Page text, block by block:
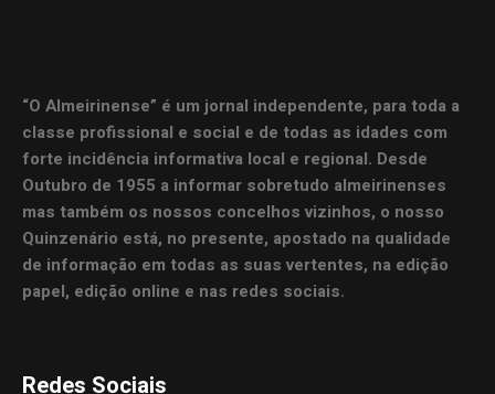
“O Almeirinense” é um jornal independente, para toda a
classe profissional e social e de todas as idades com
forte incidência informativa local e regional. Desde
Outubro de 1955 a informar sobretudo almeirinenses
mas também os nossos concelhos vizinhos, o nosso
Quinzenário está, no presente, apostado na qualidade
de informação em todas as suas vertentes, na edição
papel, edição online e nas redes sociais.
Redes Sociais